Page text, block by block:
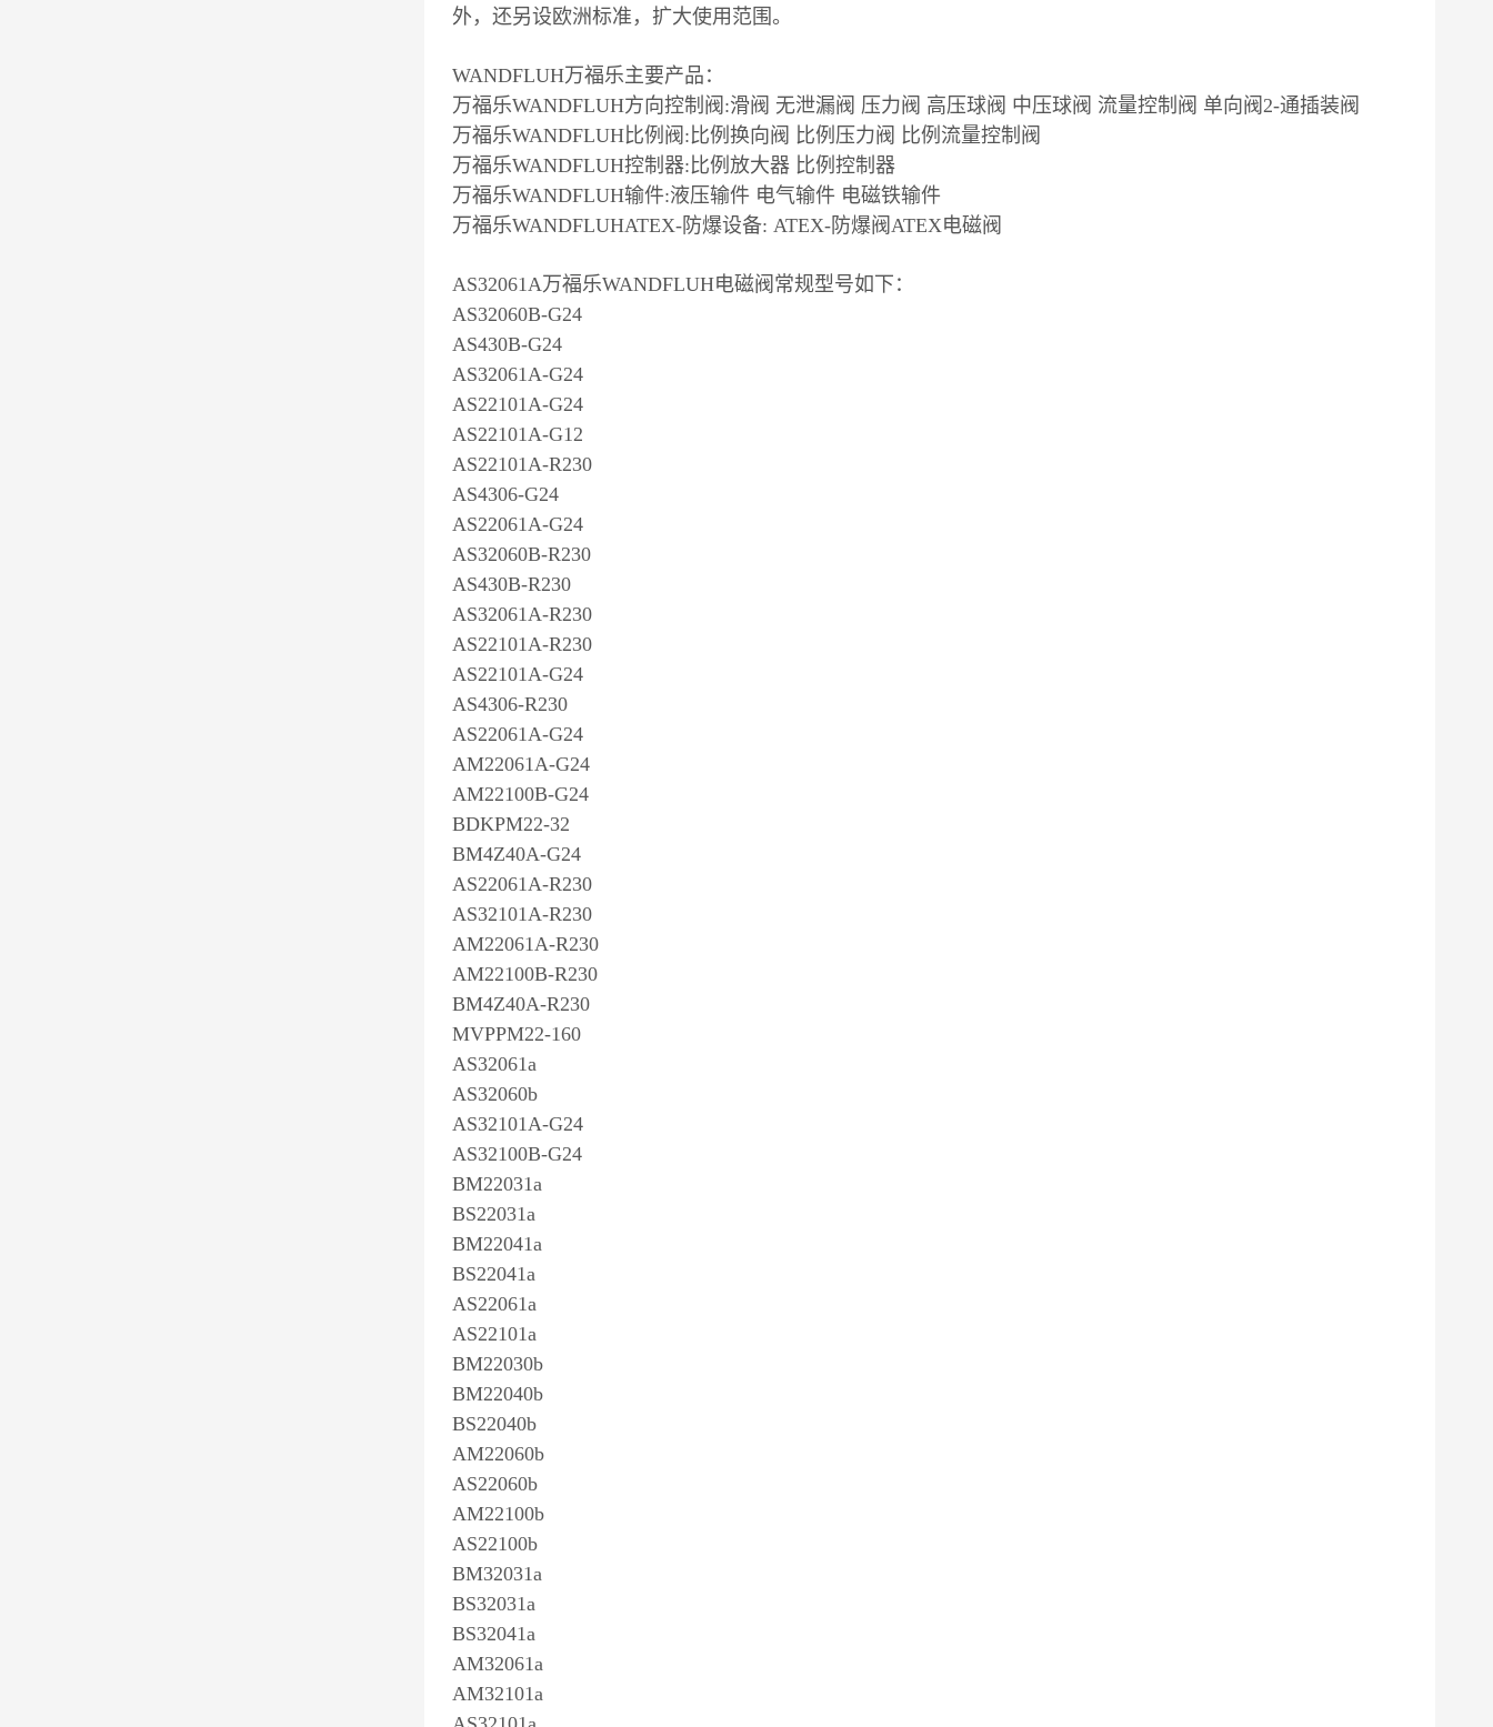
外，还另设欧洲标准，扩大使用范围。
WANDFLUH万福乐主要产品：
万福乐WANDFLUH方向控制阀:滑阀 无泄漏阀 压力阀 高压球阀 中压球阀 流量控制阀 单向阀2-通插装阀
万福乐WANDFLUH比例阀:比例换向阀 比例压力阀 比例流量控制阀
万福乐WANDFLUH控制器:比例放大器 比例控制器
万福乐WANDFLUH输件:液压输件 电气输件 电磁铁输件
万福乐WANDFLUHATEX-防爆设备: ATEX-防爆阀ATEX电磁阀
AS32061A万福乐WANDFLUH电磁阀常规型号如下：
AS32060B-G24
AS430B-G24
AS32061A-G24
AS22101A-G24
AS22101A-G12
AS22101A-R230
AS4306-G24
AS22061A-G24
AS32060B-R230
AS430B-R230
AS32061A-R230
AS22101A-R230
AS22101A-G24
AS4306-R230
AS22061A-G24
AM22061A-G24
AM22100B-G24
BDKPM22-32
BM4Z40A-G24
AS22061A-R230
AS32101A-R230
AM22061A-R230
AM22100B-R230
BM4Z40A-R230
MVPPM22-160
AS32061a
AS32060b
AS32101A-G24
AS32100B-G24
BM22031a
BS22031a
BM22041a
BS22041a
AS22061a
AS22101a
BM22030b
BM22040b
BS22040b
AM22060b
AS22060b
AM22100b
AS22100b
BM32031a
BS32031a
BS32041a
AM32061a
AM32101a